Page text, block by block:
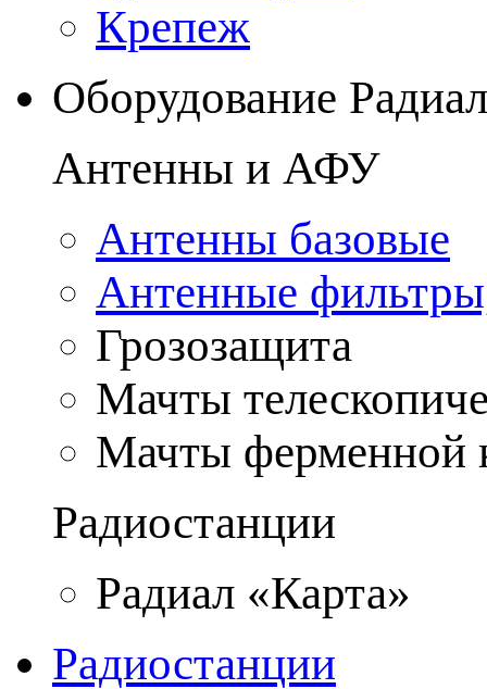
Крепеж
Оборудование Радиал
Антенны и АФУ
Антенны базовые
Антенные
Грозозащита
Мачты
Мачты ферменной
Радиостанции
Радиал «Карта»
Радиостанции